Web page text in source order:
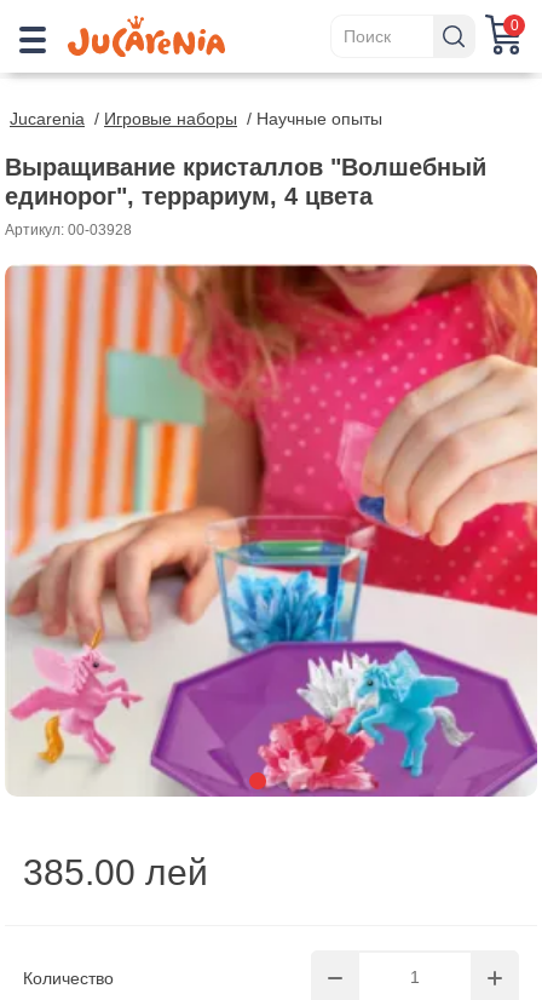
0
Jucarenia / Игровые наборы / Научные опыты
Выращивание кристаллов "Волшебный
единорог", террариум, 4 цвета
Артикул: 00-03928
Количество
385.00 лей